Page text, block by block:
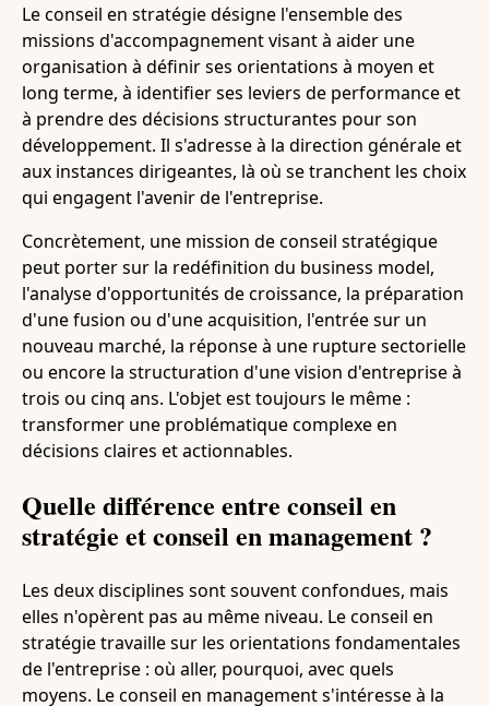
Le conseil en stratégie désigne l'ensemble des
missions d'accompagnement visant à aider une
organisation à définir ses orientations à moyen et
long terme, à identifier ses leviers de performance et
à prendre des décisions structurantes pour son
développement. Il s'adresse à la direction générale et
aux instances dirigeantes, là où se tranchent les choix
qui engagent l'avenir de l'entreprise.
Concrètement, une mission de conseil stratégique
peut porter sur la redéfinition du business model,
l'analyse d'opportunités de croissance, la préparation
d'une fusion ou d'une acquisition, l'entrée sur un
nouveau marché, la réponse à une rupture sectorielle
ou encore la structuration d'une vision d'entreprise à
trois ou cinq ans. L'objet est toujours le même :
transformer une problématique complexe en
décisions claires et actionnables.
Quelle différence entre conseil en
stratégie et conseil en management ?
Les deux disciplines sont souvent confondues, mais
elles n'opèrent pas au même niveau. Le conseil en
stratégie travaille sur les orientations fondamentales
de l'entreprise : où aller, pourquoi, avec quels
moyens. Le conseil en management s'intéresse à la